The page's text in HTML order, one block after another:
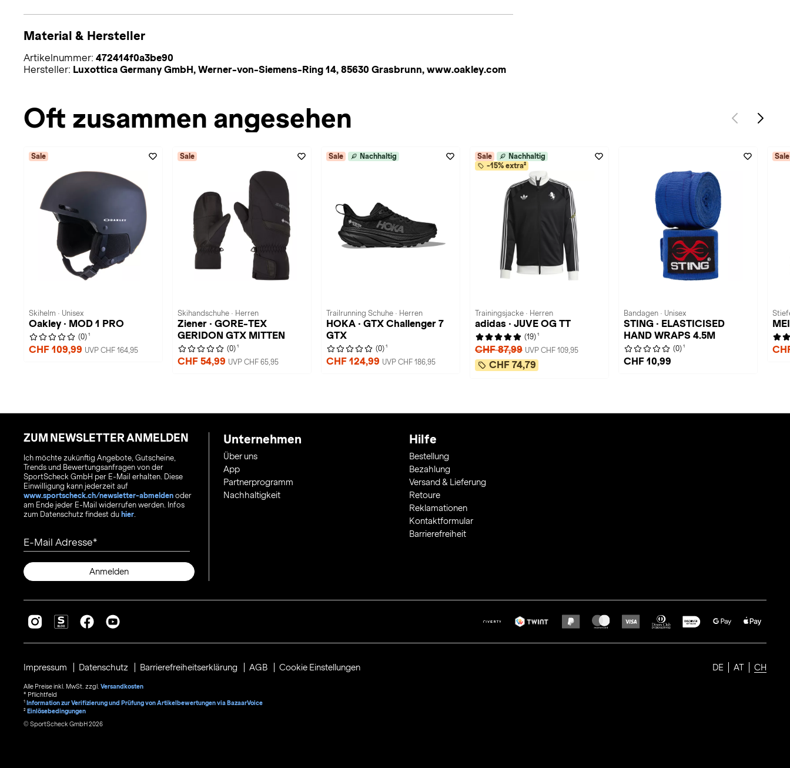
Material & Hersteller
Artikelnummer: 472414f0a3be90
Hersteller: Luxottica Germany GmbH, Werner-von-Siemens-Ring 14, 85630 Grasbrunn, www.oakley.com
Oft zusammen angesehen
Sale
Skihelm · Unisex
Oakley · MOD 1 PRO
(0) 1
CHF 109,99 UVP CHF 164,95
Sale
Skihandschuhe · Herren
Ziener · GORE-TEX
GERIDON GTX MITTEN
(0) 1
CHF 54,99 UVP CHF 65,95
Sale Nachhaltig
Trailrunning Schuhe · Herren
HOKA · GTX Challenger 7
GTX
(0) 1
CHF 124,99 UVP CHF 186,95
Sale
Nachhaltig
-15% extra²
Trainingsjacke · Herren
adidas · JUVE OG TT
(19) 1
CHF 87,99 UVP CHF 109,95
CHF 74,79
Bandagen · Unisex
STING · ELASTICISED
HAND WRAPS 4.5M
(0) 1
CHF 10,99
Sale
ZUM NEWSLETTER ANMELDEN
Ich möchte zukünftig Angebote, Gutscheine,
Trends und Bewertungsanfragen von der
SportScheck GmbH per E-Mail erhalten. Diese
Einwilligung kann jederzeit auf
www.sportscheck.ch/newsletter-abmelden oder
am Ende jeder E-Mail widerrufen werden. Infos
zum Datenschutz findest du hier
E-Mail Adresse
Anmelden
Unternehmen
Über uns
App
Partnerprogramm
Nachhaltigkeit
Hilfe
Bestellung
Bezahlung
Versand & Lieferung
Retoure
Reklamationen
Kontaktformular
Barrierefreiheit
DE AT CH
Impressum Datenschutz Barrierefreiheitserklärung AGB Cookie Einstellungen
Alle Preise inkl. MwSt. zzgl. Versandkosten
* Pflichtfeld
1 Information zur Verifizierung und Prüfung von Artikelbewertungen via BazaarVoice
² Einlösebedingungen
© SportScheck GmbH 2026